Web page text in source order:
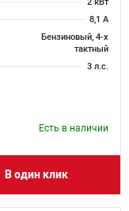
8,1 А
Бензиновый, 4-х
тактный
3 л.с.
Есть в наличии
В один клик